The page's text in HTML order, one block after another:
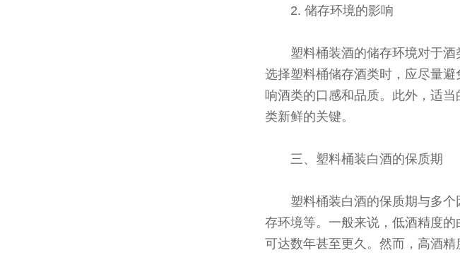
2. 储存环境的影响
塑料桶装酒的储存环境对于
选择塑料桶储存酒类时，应尽量
响酒类的口感和品质。此外，适
类新鲜的关键。
三、塑料桶装白酒的保质期
塑料桶装白酒的保质期与多
存环境等。一般来说，低酒精度
可达数年甚至更久。然而，高酒